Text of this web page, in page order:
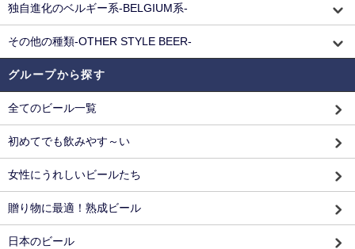
独自進化のベルギー系-BELGIUM系-
その他の種類-OTHER STYLE BEER-
グループから探す
全てのビール一覧
初めてでも飲みやす～い
女性にうれしいビールたち
贈り物に最適！熟成ビール
日本のビール